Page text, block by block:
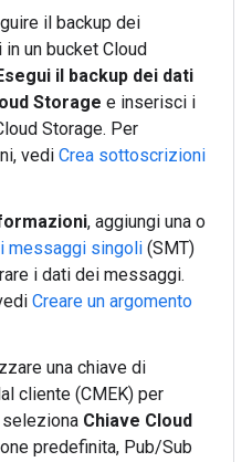
il backup dei
un bucket Cloud
il backup dei dati
Storage e inserisci i
Storage. Per
vedi Crea sottoscrizioni
, aggiungi una o
messaggi singoli (SMT)
i dati dei messaggi.
Creare un argomento
una chiave di
cliente (CMEK) per
Chiave Cloud
predefinita, Pub/Sub